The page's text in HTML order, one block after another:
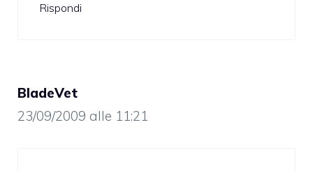
Rispondi
BladeVet
23/09/2009 alle 11:21